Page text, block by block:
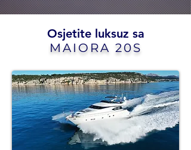
Osjetite luksuz sa
MAIORA 20S